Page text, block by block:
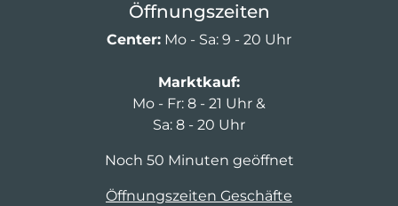
Öffnungszeiten
Center: Mo - Sa: 9 - 20 Uhr
Marktkauf:
Mo - Fr: 8 - 21 Uhr &
Sa: 8 - 20 Uhr
Noch 50 Minuten geöffnet
Öffnungszeiten Geschäfte